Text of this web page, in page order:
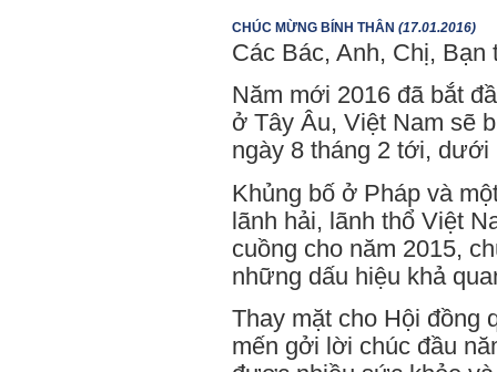
CHÚC MỪNG BÍNH THÂN (17.01.2016)
Các Bác, Anh, Chị, Bạn
Năm mới 2016 đã bắt
ở Tây Âu, Việt Nam sẽ
ngày 8 tháng 2 tới,
Khủng bố ở Pháp và
lãnh hải, lãnh thổ Việt
cuồng cho năm 2015,
những dấu hiệu khả
Thay mặt cho Hội đồng
mến gởi lời chúc đầu